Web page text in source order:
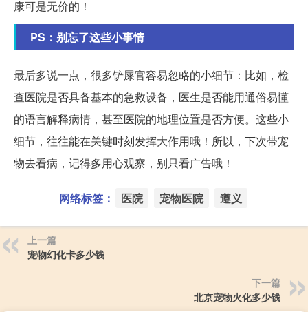
康可是无价的！
PS：别忘了这些小事情
最后多说一点，很多铲屎官容易忽略的小细节：比如，检
查医院是否具备基本的急救设备，医生是否能用通俗易懂
的语言解释病情，甚至医院的地理位置是否方便。这些小
细节，往往能在关键时刻发挥大作用哦！所以，下次带宠
物去看病，记得多用心观察，别只看广告哦！
网络标签： 医院 宠物医院 遵义
上一篇
宠物幻化卡多少钱
下一篇
北京宠物火化多少钱